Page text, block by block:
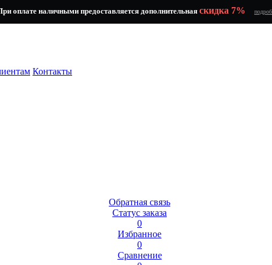
оплате наличными предоставляется дополнительная скидка 7%
Контакты
Обратная связь
Статус заказа
0
Избранное
0
Сравнение